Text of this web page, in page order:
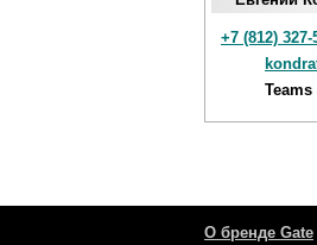
+7 (812) 327-
О бренде Gate